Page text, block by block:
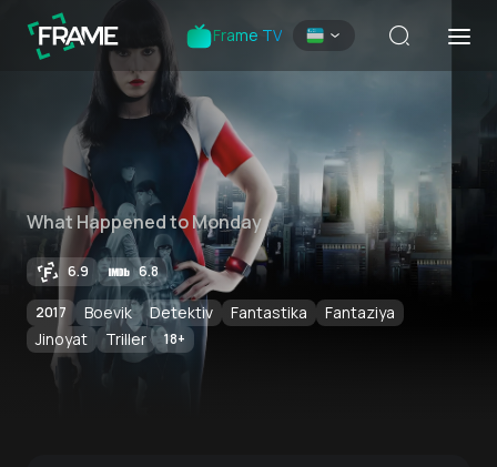
Frame TV
What Happened to Monday
6.9 6.8
2017 Boevik Detektiv Fantastika
Fantaziya
Jinoyat
Triller 18+